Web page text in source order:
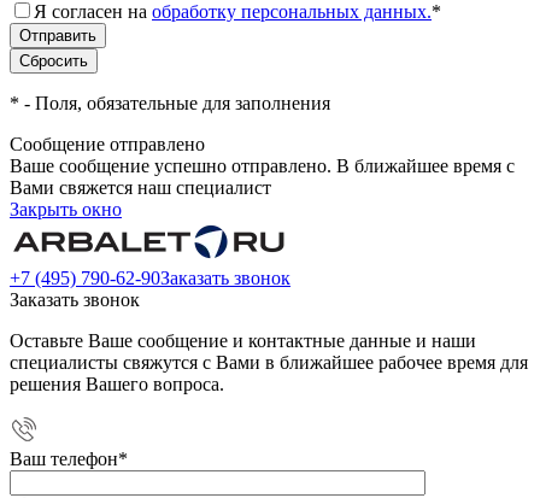
Я согласен на обработку персональных данных.*
* - Поля, обязательные для заполнения
Сообщение отправлено
Ваше сообщение успешно отправлено. В ближайшее время с
Вами свяжется наш специалист
Закрыть окно
+7 (495) 790-62-90Заказать звонок
Заказать звонок
Оставьте Ваше сообщение и контактные данные и наши
специалисты свяжутся с Вами в ближайшее рабочее время для
решения Вашего вопроса.
Ваш телефон*